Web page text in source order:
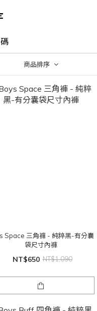
商品排序
Space 三角褲 - 純粹黑-有分囊
袋尺寸內褲
NT$650 NT$1,090